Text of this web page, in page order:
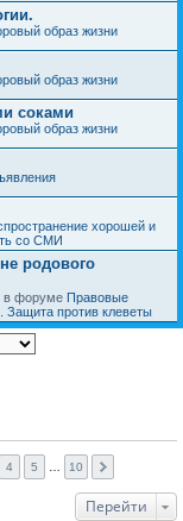
образ жизни
образ жизни
соками
образ жизни
хорошей и
со СМИ
родового
в форуме Правовые
против клеветы
4 5 10
Перейти